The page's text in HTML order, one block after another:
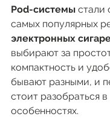
Pod-системы стали
самых популярных
электронных
выбирают за
компактность и
бывают разными, и
стоит разобраться в
особенностях.